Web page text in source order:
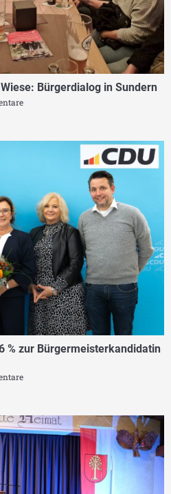
Bürgerdialog in Sundern
% zur Bürgermeisterkandidatin